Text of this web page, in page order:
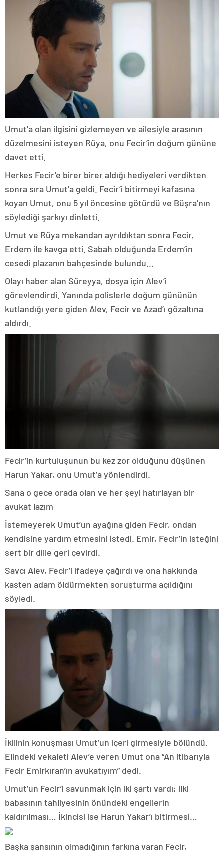
Umut’a olan ilgisini gizlemeyen ve ailesiyle arasının
düzelmesini isteyen Rüya, onu Fecir’in doğum gününe
davet etti.
Herkes Fecir’e birer birer aldığı hediyeleri verdikten
sonra sıra Umut’a geldi. Fecir’i bitirmeyi kafasına
koyan Umut, onu 5 yıl öncesine götürdü ve Büşra’nın
söylediği şarkıyı dinletti.
Umut ve Rüya mekandan ayrıldıktan sonra Fecir,
Erdem ile kavga etti. Sabah olduğunda Erdem’in
cesedi plazanın bahçesinde bulundu…
Olayı haber alan Süreyya, dosya için Alev’i
görevlendirdi. Yanında polislerle doğum gününün
kutlandığı yere giden Alev, Fecir ve Azad’ı gözaltına
aldırdı.
Fecir’in kurtuluşunun bu kez zor olduğunu düşünen
Harun Yakar, onu Umut’a yönlendirdi.
Sana o gece orada olan ve her şeyi hatırlayan bir
avukat lazım
İstemeyerek Umut’un ayağına giden Fecir, ondan
kendisine yardım etmesini istedi. Emir, Fecir’in isteğini
sert bir dille geri çevirdi.
Savcı Alev, Fecir’i ifadeye çağırdı ve ona hakkında
kasten adam öldürmekten soruşturma açıldığını
söyledi.
İkilinin konuşması Umut’un içeri girmesiyle bölündü.
Elindeki vekaleti Alev’e veren Umut ona “An itibarıyla
Fecir Emirkıran’ın avukatıyım” dedi.
Umut’un Fecir’i savunmak için iki şartı vardı; ilki
babasının tahliyesinin önündeki engellerin
kaldırılması… İkincisi ise Harun Yakar’ı bitirmesi…
Başka şansının olmadığının farkına varan Fecir,